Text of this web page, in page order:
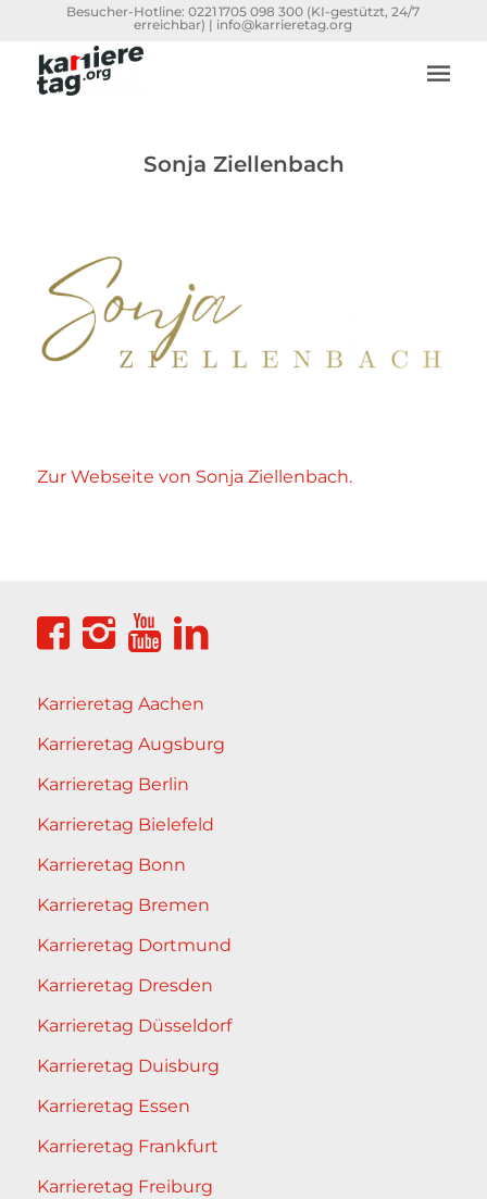
Besucher-Hotline:0221 1705 098 300 (KI-gestützt, 24/7
erreichbar) | info@karrieretag.org
Sonja Ziellenbach
Zur Webseite von Sonja Ziellenbach.
Karrieretag Aachen
Karrieretag Augsburg
Karrieretag Berlin
Karrieretag Bielefeld
Karrieretag Bonn
Karrieretag Bremen
Karrieretag Dortmund
Karrieretag Dresden
Karrieretag Düsseldorf
Karrieretag Duisburg
Karrieretag Essen
Karrieretag Frankfurt
Karrieretag Freiburg